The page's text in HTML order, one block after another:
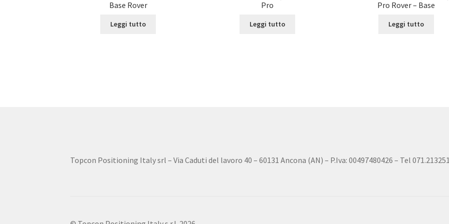
Base Rover
Leggi tutto
Pro
Leggi tutto
Pro Rover – Base
Leggi tutto
Topcon Positioning Italy srl – Via Caduti del lavoro 40 – 60131 Ancona (AN) – P.Iva: 00497480426 – Tel